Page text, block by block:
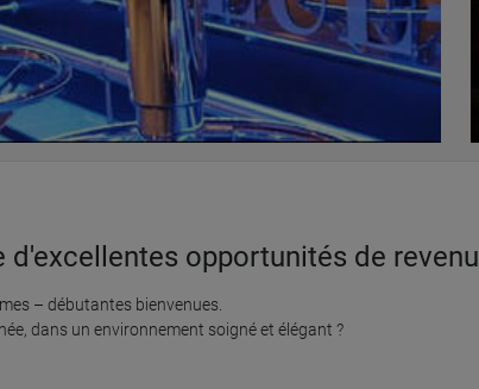
d'excellentes opportunités de
– débutantes bienvenues.
dans un environnement soigné et élégant ?